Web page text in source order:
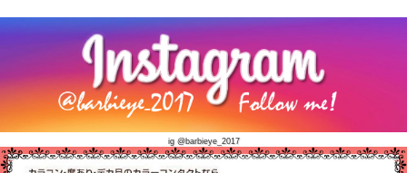
ig @barbieye_2017